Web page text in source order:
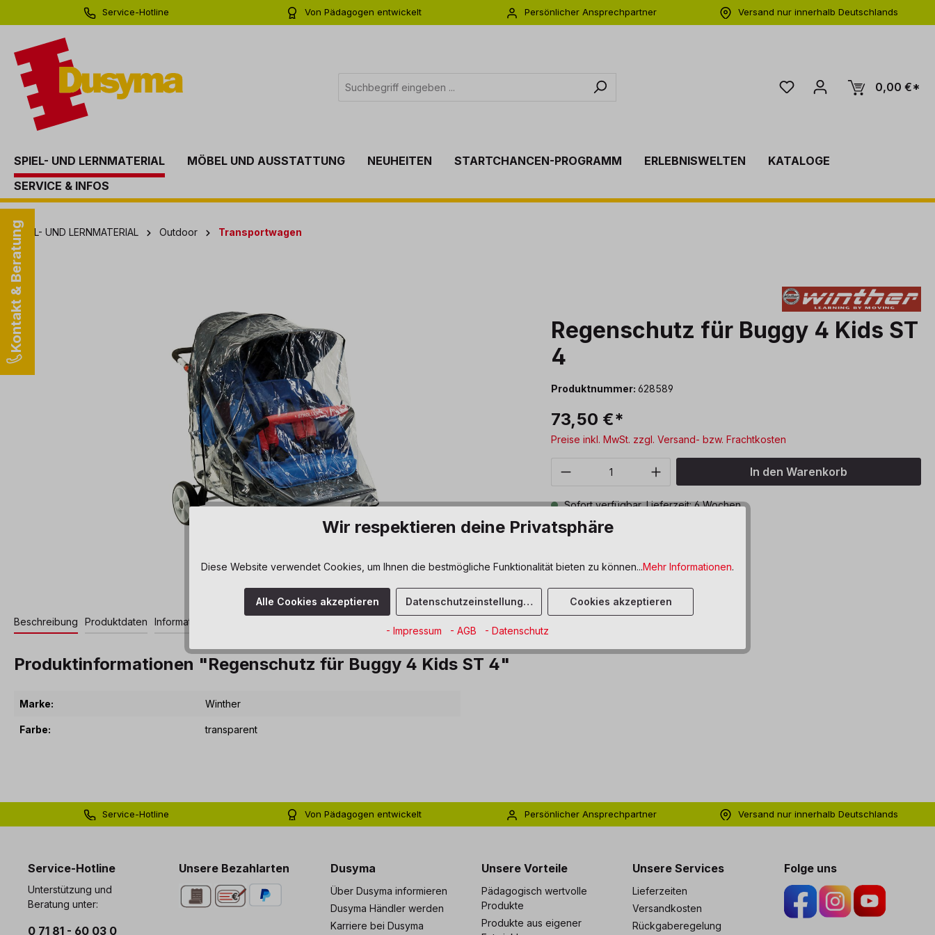
Zur Hauptnavigation springen
Service-Hotline
Von Pädagogen entwickelt
Persönlicher Ansprechpartner
Versand nur innerhalb Deutschlands
0,00 €*
SPIEL- UND LERNMATERIAL MÖBEL UND AUSSTATTUNG NEUHEITEN STARTCHANCEN-PROGRAMM ERLEBNISWELTEN
KATALOGE
SERVICE & INFOS
Kontakt & Beratung
SPIEL- UND LERNMATERIAL Outdoor Transportwagen
Bildergalerie überspringen
Regenschutz für Buggy 4 Kids ST
4
Produktnummer:628589
73,50 €*
Preise inkl. MwSt. zzgl. Versand- bzw. Frachtkosten
Produkt Anzahl: Gib den gewünschten Wert
In den Warenkorb
Sofort verfügbar, Lieferzeit: 6 Wochen
Zum Merkzettel hinzufügen
Beschreibung Produktdaten Informationen und Hinweise
Produktinformationen "Regenschutz für Buggy 4 Kids ST 4"
Marke: Winther
Farbe: transparent
Service-Hotline
Von Pädagogen entwickelt
Persönlicher Ansprechpartner
Versand nur innerhalb Deutschlands
Service-Hotline
Unterstützung und
Beratung unter:
0 71 81 - 60 03 0
Unsere Bezahlarten Dusyma
Über Dusyma informieren
Dusyma Händler werden
Karriere bei Dusyma
Unsere Vorteile
Pädagogisch wertvolle
Produkte
Produkte aus eigener
Unsere Services
Lieferzeiten
Versandkosten
Rückgaberegelung
Folge uns
Wir respektieren deine Privatsphäre
Diese Website verwendet Cookies, um Ihnen die bestmögliche Funktionalität bieten zu können...Mehr Informationen.
Alle Cookies akzeptieren Datenschutzeinstellungen Cookies akzeptieren
- Impressum - AGB - Datenschutz